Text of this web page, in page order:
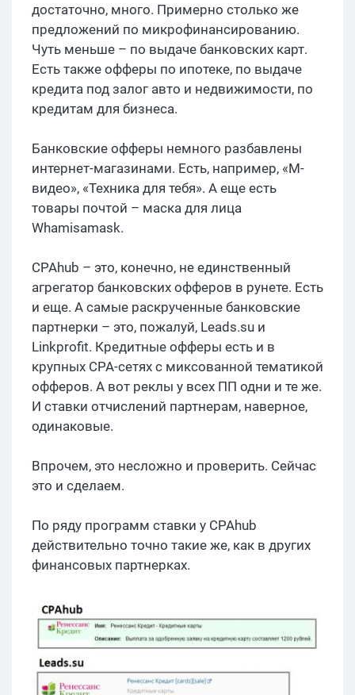
достаточно, много. Примерно столько же
предложений по микрофинансированию.
Чуть меньше – по выдаче банковских карт.
Есть также офферы по ипотеке, по выдаче
кредита под залог авто и недвижимости, по
кредитам для бизнеса.
Банковские офферы немного разбавлены
интернет-магазинами. Есть, например, «М-
видео», «Техника для тебя». А еще есть
товары почтой – маска для лица
Whamisamask.
CPAhub – это, конечно, не единственный
агрегатор банковских офферов в рунете. Есть
и еще. А самые раскрученные банковские
партнерки – это, пожалуй, Leads.su и
Linkprofit. Кредитные офферы есть и в
крупных CPA-сетях с миксованной тематикой
офферов. А вот реклы у всех ПП одни и те же.
И ставки отчислений партнерам, наверное,
одинаковые.
Впрочем, это несложно и проверить. Сейчас
это и сделаем.
По ряду программ ставки у CPAhub
действительно точно такие же, как в других
финансовых партнерках.